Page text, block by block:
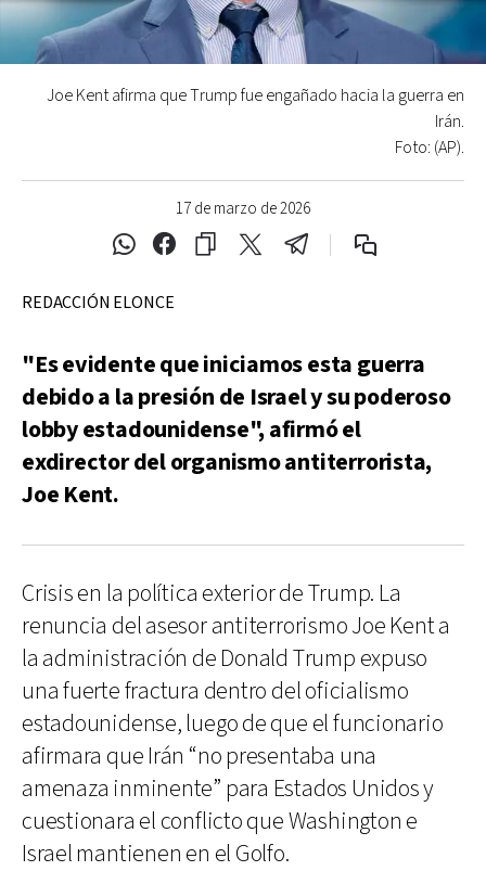
17 de marzo de 2026
Joe Kent afirma que Trump fue engañado hacia la guerra en
Irán.
Foto: (AP).
REDACCIÓN ELONCE
"Es evidente que iniciamos esta guerra
debido a la presión de Israel y su poderoso
lobby estadounidense", afirmó el
exdirector del organismo antiterrorista,
Joe Kent.
Crisis en la política exterior de Trump. La
renuncia del asesor antiterrorismo Joe Kent a
la administración de Donald Trump expuso
una fuerte fractura dentro del oficialismo
estadounidense, luego de que el funcionario
afirmara que Irán “no presentaba una
amenaza inminente” para Estados Unidos y
cuestionara el conflicto que Washington e
Israel mantienen en el Golfo.